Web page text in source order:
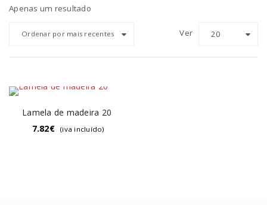
Apenas um resultado
Ordenar por mais recentes Ver 20
Lamela de madeira 20
7.82€ (iva incluído)